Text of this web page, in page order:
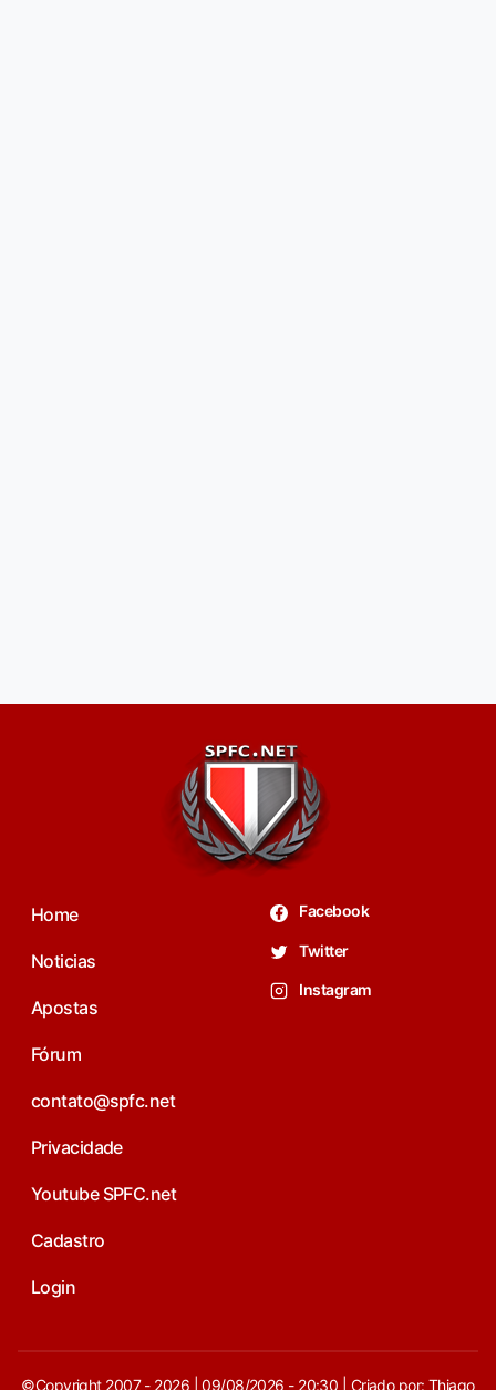
Home
Noticias
Apostas
Fórum
contato@spfc.net
Privacidade
Youtube SPFC.net
Cadastro
Login
Facebook
Twitter
Instagram
©Copyright 2007 - 2026 | 09/08/2026 - 20:30 | Criado por: Thiago